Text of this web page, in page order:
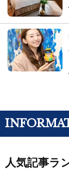
人気記事ラ